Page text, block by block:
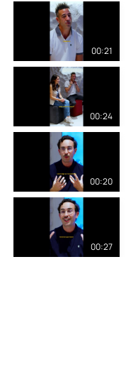
00:21
00:24
00:20
00:27